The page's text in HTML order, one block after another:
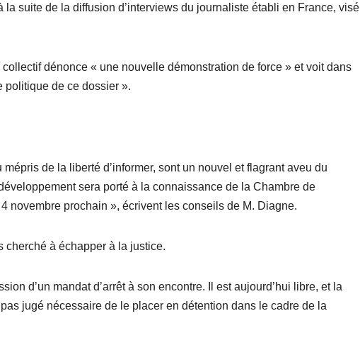
suite de la diffusion d’interviews du journaliste établi en France, visé
dénonce « une nouvelle démonstration de force » et voit dans
politique de ce dossier ».
de la liberté d’informer, sont un nouvel et flagrant aveu du
sera porté à la connaissance de la Chambre de
novembre prochain », écrivent les conseils de M. Diagne.
cherché à échapper à la justice.
d’un mandat d’arrêt à son encontre. Il est aujourd’hui libre, et la
jugé nécessaire de le placer en détention dans le cadre de la